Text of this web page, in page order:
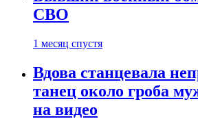
СВО
1 месяц спустя
Вдова станцевала
танец около гроба
на видео